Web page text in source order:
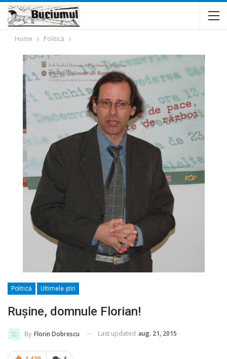
Home Politică
Politică Ultimele ştiri
Ruşine, domnule Florian!
By Florin Dobrescu Last updated aug. 21, 2015